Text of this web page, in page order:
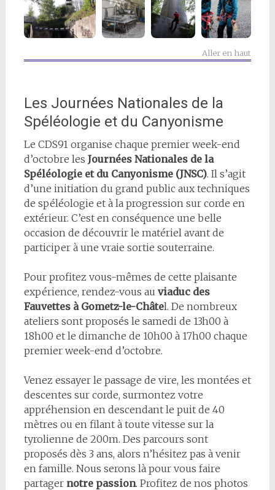
Aller en haut
Les Journées Nationales de la
Spéléologie et du Canyonisme
Le CDS91 organise chaque premier week-end
d’octobre les Journées Nationales de la
Spéléologie et du Canyonisme (JNSC). Il s’agit
d’une initiation du grand public aux techniques
de spéléologie et à la progression sur corde en
extérieur. C’est en conséquence une belle
occasion de découvrir le matériel avant de
participer à une vraie sortie souterraine.
Pour profitez vous-mêmes de cette plaisante
expérience, rendez-vous au viaduc des
Fauvettes à Gometz-le-Châtel. De nombreux
ateliers sont proposés le samedi de 13h00 à
18h00 et le dimanche de 10h00 à 17h00 chaque
premier week-end d’octobre.
Venez essayer le passage de vire, les montées et
descentes sur corde, surmontez votre
appréhension en descendant le puit de 40
mètres ou en filant à toute vitesse sur la
tyrolienne de 200m. Des parcours sont
proposés dès 3 ans, alors n’hésitez pas à venir
en famille. Nous serons là pour vous faire
partager notre passion. Profitez de nos photos